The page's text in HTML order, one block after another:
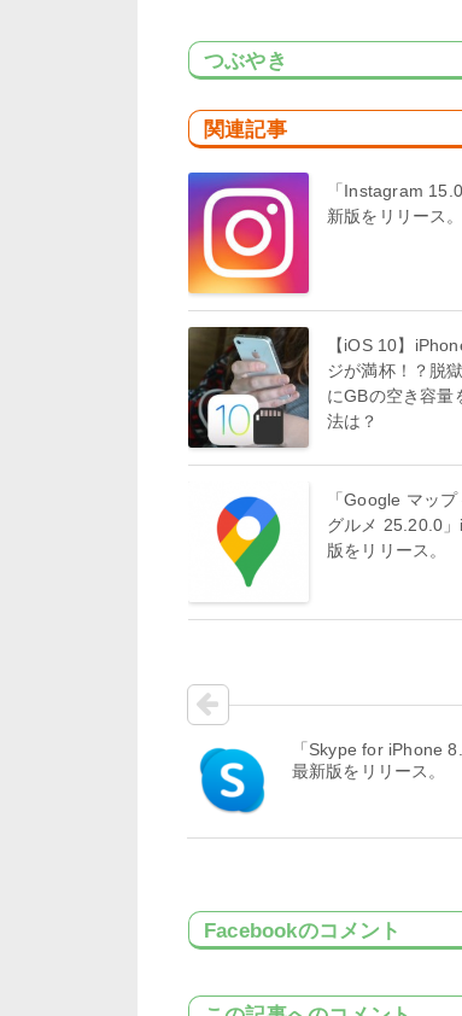
つぶやき
関連記事
「Instagram
新版をリリース。
【iOS 10】
ジが満杯！？脱
にGBの空き容量
法は？
「Google マッ
グルメ 25.20.0
版をリリース。
「Skype for iPhone
最新版をリリース。
Facebookのコメント